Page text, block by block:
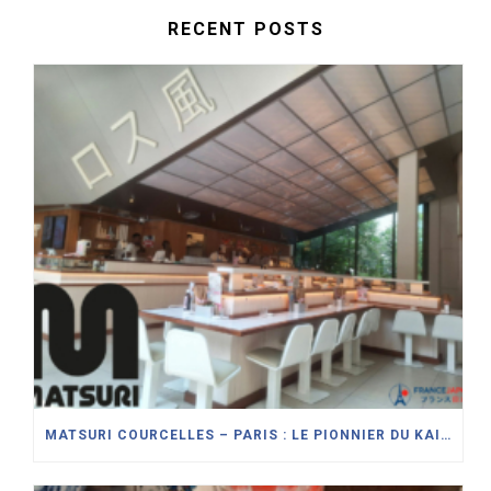
RECENT POSTS
MATSURI COURCELLES – PARIS : LE PIONNIER DU KAITENZUSHI (SUSHI SUR TAPIS ROULANT) MODERNISE SON CONCEPT DE RESTAURANT JAPONAIS